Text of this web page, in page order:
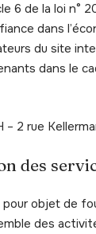
6 de la loi n°
dans
du site
dans le
– 2 rue
des
objet de
des